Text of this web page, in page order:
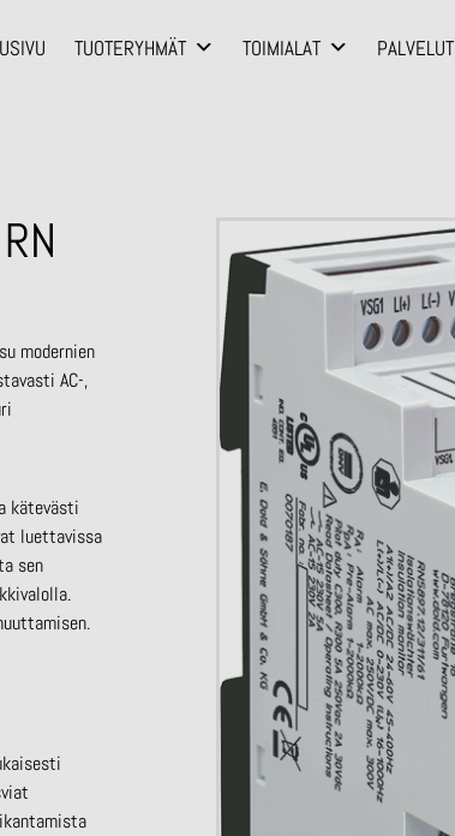
TUOTERYHMÄT TOIMIALAT PALVELUT
modernien
AC-,
kätevästi
luettavissa
sen